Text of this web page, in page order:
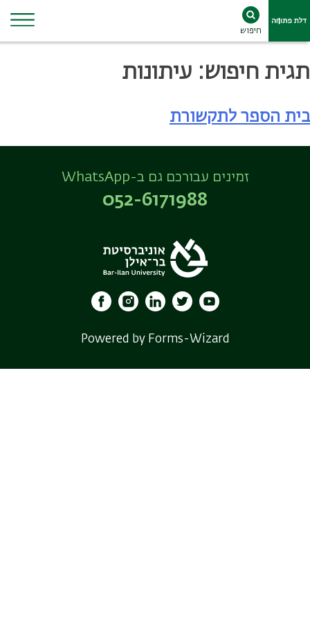
Skip
to
חיפוש
תגית חיפוש: עיתונות
בית הספר לתקשורת
זמינים עבורכם גם ב-WhatsApp
052-6171988
Powered by Forms-Wizard